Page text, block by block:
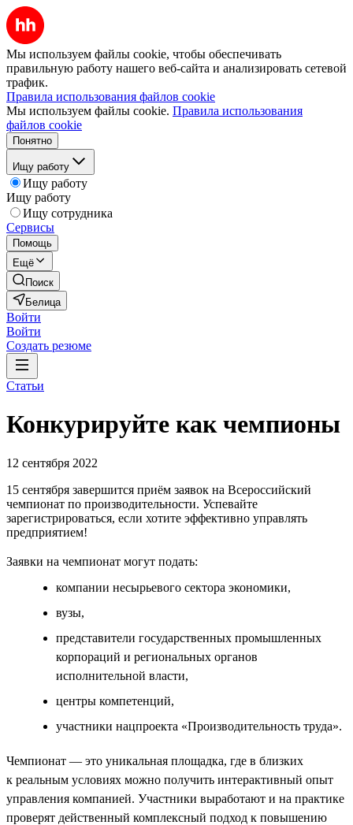
Мы используем файлы cookie, чтобы обеспечивать
правильную работу нашего веб-сайта и анализировать сетевой
трафик.
Правила использования файлов cookie
Мы используем файлы cookie. Правила использования
файлов cookie
Понятно
Ищу работу
Ищу работу
Ищу работу
Ищу сотрудника
Сервисы
Помощь
Ещё
Поиск
Белица
Войти
Войти
Создать резюме
Статьи
Конкурируйте как чемпионы
12 сентября 2022
15 сентября завершится приём заявок на Всероссийский
чемпионат по производительности. Успевайте
зарегистрироваться, если хотите эффективно управлять
предприятием!
Заявки на чемпионат могут подать:
компании несырьевого сектора экономики,
вузы,
представители государственных промышленных
корпораций и региональных органов
исполнительной власти,
центры компетенций,
участники нацпроекта «Производительность труда».
Чемпионат — это уникальная площадка, где в близких
к реальным условиях можно получить интерактивный опыт
управления компанией. Участники выработают и на практике
проверят действенный комплексный подход к повышению